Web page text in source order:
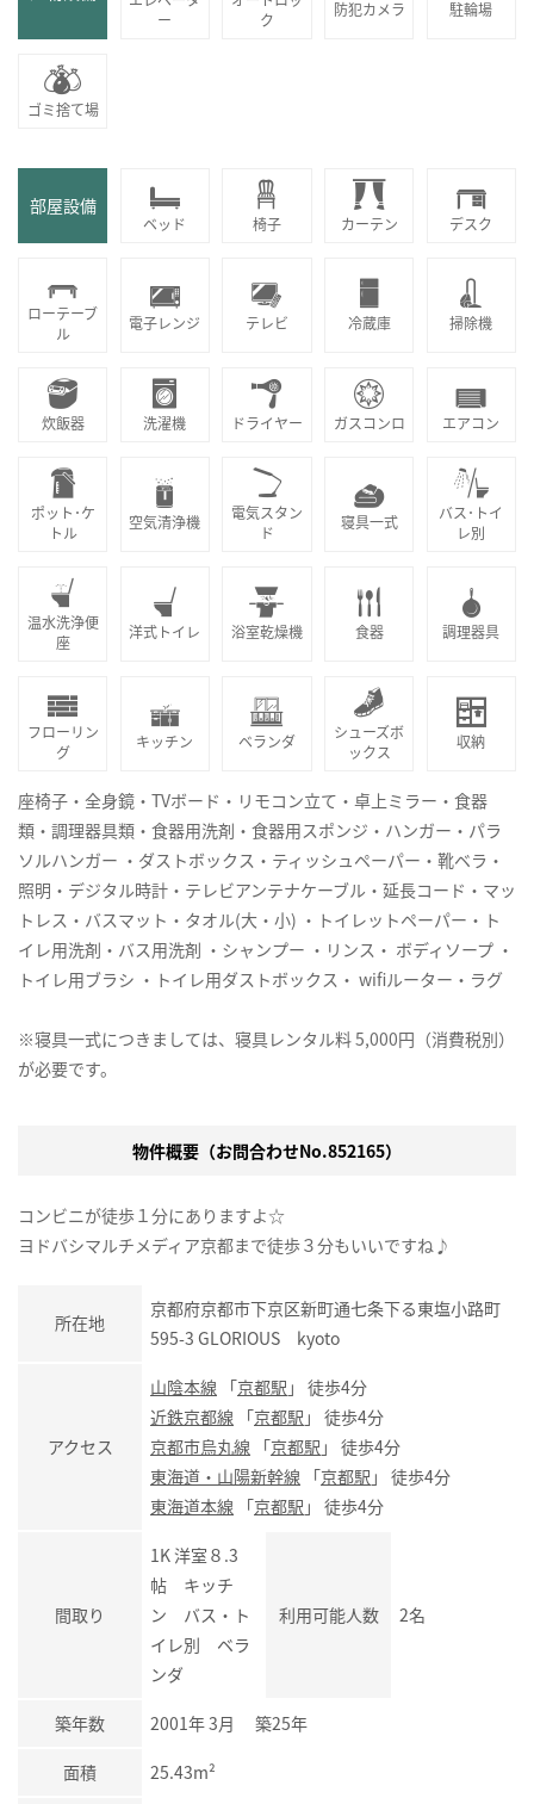
ー
ク
防犯カメラ 駐輪場
ゴミ捨て場
部屋設備
ベッド 椅子 カーテン デスク
ローテーブ
ル
電子レンジ テレビ 冷蔵庫 掃除機
炊飯器 洗濯機 ドライヤー ガスコンロ エアコン
ポット･ケ
トル
空気清浄機
電気スタン
ド
寝具一式
バス･トイ
レ別
温水洗浄便
座
洋式トイレ 浴室乾燥機 食器 調理器具
フローリン
グ
キッチン ベランダ
シューズボ
ックス
収納
座椅子・全身鏡・TVボード・リモコン立て・卓上ミラー・食器
類・調理器具類・食器用洗剤・食器用スポンジ・ハンガー・パラ
ソルハンガー ・ダストボックス・ティッシュペーパー・靴ベラ・
照明・デジタル時計・テレビアンテナケーブル・延長コード・マッ
トレス・バスマット・タオル(大・小) ・トイレットペーパー・ト
イレ用洗剤・バス用洗剤 ・シャンプー ・リンス・ ボディソープ ・
トイレ用ブラシ ・トイレ用ダストボックス・ wifiルーター・ラグ
※寝具一式につきましては、寝具レンタル料 5,000円（消費税別）
が必要です。
物件概要（お問合わせNo.852165）
コンビニが徒歩１分にありますよ☆
ヨドバシマルチメディア京都まで徒歩３分もいいですね♪
所在地
京都府京都市下京区新町通七条下る東塩小路町
595-3 GLORIOUS kyoto
アクセス
山陰本線 「京都駅 」 徒歩4分
近鉄京都線 「京都駅 」 徒歩4分
京都市烏丸線 「京都駅 」 徒歩4分
東海道・山陽新幹線 「京都駅 」 徒歩4分
東海道本線 「京都駅 」 徒歩4分
間取り
1K 洋室８.3
帖 キッチ
ン バス・ト
イレ別 ベラ
ンダ
利用可能人数 2名
築年数 2001年 3月 築25年
面積 25.43m²